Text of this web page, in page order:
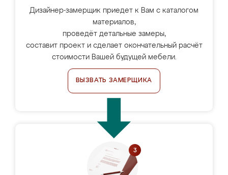
Дизайнер-замерщик приедет к Вам с каталогом
материалов,
проведёт детальные замеры,
составит проект и сделает окончательный расчёт
стоимости Вашей будущей мебели.
ВЫЗВАТЬ ЗАМЕРЩИКА